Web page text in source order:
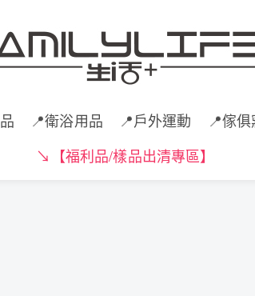
📍衛浴用品 📍戶外運動 📍傢
↘️【福利品/樣品出清專區】